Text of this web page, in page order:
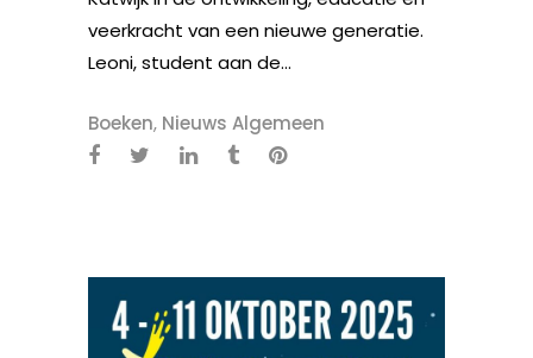
veerkracht van een nieuwe generatie.
Leoni, student aan de...
Boeken, Nieuws Algemeen